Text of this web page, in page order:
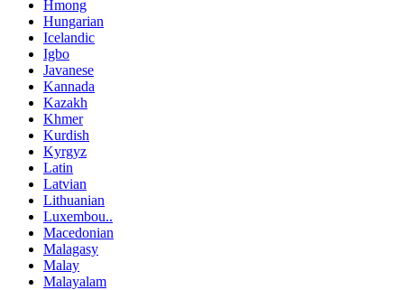
Hmong
Hungarian
Icelandic
Igbo
Javanese
Kannada
Kazakh
Khmer
Kurdish
Kyrgyz
Latin
Latvian
Lithuanian
Luxembou..
Macedonian
Malagasy
Malay
Malayalam